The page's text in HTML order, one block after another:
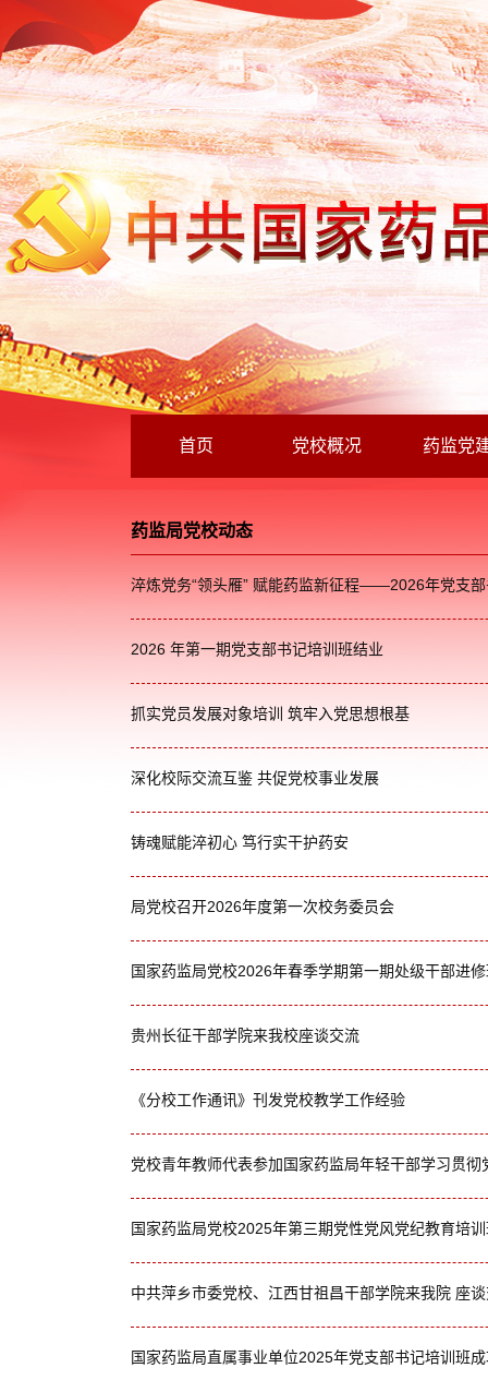
首页 党校概况 药监党
药监局党校动态
淬炼党务“领头雁” 赋能药监新征程——2026年党支
2026 年第一期党支部书记培训班结业
抓实党员发展对象培训 筑牢入党思想根基
深化校际交流互鉴 共促党校事业发展
铸魂赋能淬初心 笃行实干护药安
局党校召开2026年度第一次校务委员会
国家药监局党校2026年春季学期第一期处级干部进
贵州长征干部学院来我校座谈交流
《分校工作通讯》刊发党校教学工作经验
党校青年教师代表参加国家药监局年轻干部学习贯
国家药监局党校2025年第三期党性党风党纪教育培
中共萍乡市委党校、江西甘祖昌干部学院来我院 座
国家药监局直属事业单位2025年党支部书记培训班